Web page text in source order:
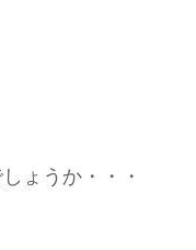
ょうか・・・